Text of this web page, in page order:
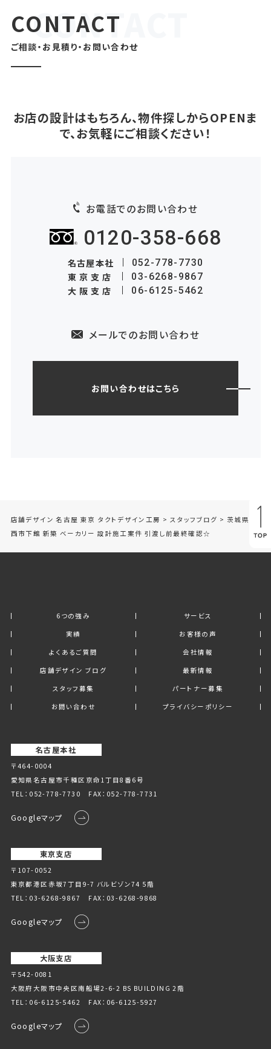
CONTACT
ご相談・お見積り・お問い合わせ
お店の設計はもちろん、物件探しからOPENま
で、お気軽にご相談ください！
お電話でのお問い合わせ
0120-358-668
名古屋本社 052-778-7730
東京支店 03-6268-9867
大阪支店 06-6125-5462
メールでのお問い合わせ
お問い合わせはこちら
店舗デザイン 名古屋 東京 タクトデザイン工房 > スタッフブログ > 茨城県筑
西市下館 新築 ベーカリー 設計施工案件 引渡し前最終確認☆
6つの強み
サービス
実績
お客様の声
よくあるご質問
会社情報
店舗デザイン ブログ
最新情報
スタッフ募集
パートナー募集
お問い合わせ
プライバシーポリシー
名古屋本社
〒464-0004
愛知県名古屋市千種区京命1丁⽬8番6号
TEL： 052-778-7730 FAX：052-778-7731
Googleマップ
東京支店
〒107-0052
東京都港区赤坂7丁目9-7 バルビゾン74 5階
TEL： 03-6268-9867 FAX：03-6268-9868
Googleマップ
大阪支店
〒542-0081
大阪府大阪市中央区南船場2-6-2 BS BUILDING 2階
TEL： 06-6125-5462 FAX：06-6125-5927
Googleマップ